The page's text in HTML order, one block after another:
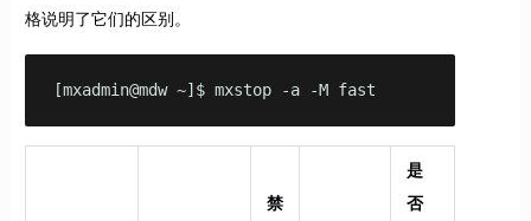
格说明了它们的区别。
[mxadmin@mdw ~]$ mxstop -a -M fast
禁
是
否